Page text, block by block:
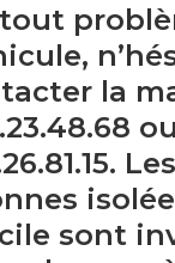
la
Les
sont